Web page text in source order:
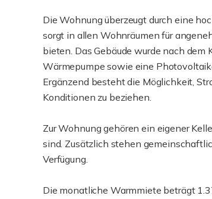
Die Wohnung überzeugt durch eine
sorgt in allen Wohnräumen für
bieten. Das Gebäude wurde nach
Wärmepumpe sowie eine
Ergänzend besteht die Möglichkeit,
Konditionen zu beziehen.
Zur Wohnung gehören ein eigener
sind. Zusätzlich stehen
Verfügung.
Die monatliche Warmmiete beträgt